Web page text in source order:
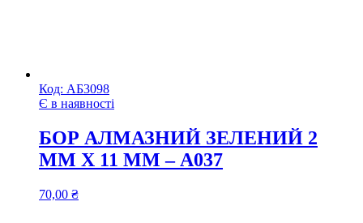
Код: АБ3098
Є в наявності
БОР АЛМАЗНИЙ ЗЕЛЕНИЙ 2
ММ Х 11 ММ – А037
70,00 ₴